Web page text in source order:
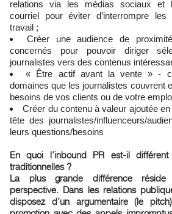
relations via les médias sociaux et
courriel pour éviter d’interrompre
travail ;
Créer une audience de
concernés pour pouvoir diriger
journalistes vers des contenus
« Être actif avant la vente » -
domaines que les journalistes couvrent
besoins de vos clients ou de votre
Créer du contenu à valeur ajoutée
tête des journalistes/influenceurs/
leurs questions/besoins
En quoi l’inbound PR est-il
traditionnelles ?
La plus grande différence réside
perspective. Dans les relations
disposez d’un argumentaire (le